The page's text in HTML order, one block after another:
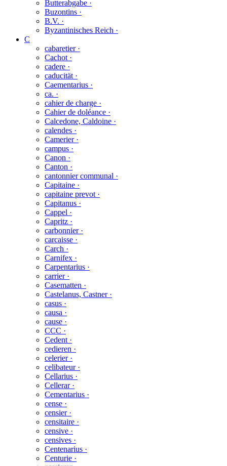
Butterabgabe ·
Buzontins ·
B.V. ·
Byzantinisches Reich ·
C
cabaretier ·
Cachot ·
cadere ·
caducität ·
Caementarius ·
ca. ·
cahier de charge ·
Cahier de doléance ·
Calcedone, Caldoine ·
calendes ·
Camerier ·
campus ·
Canon ·
Canton ·
cantonnier communal ·
Capitaine ·
capitaine prevot ·
Capitanus ·
Cappel ·
Capritz ·
carbonnier ·
carcaisse ·
Carch ·
Carnifex ·
Carpentarius ·
carrier ·
Casematten ·
Castelanus, Castner ·
casus ·
causa ·
cause ·
CCC ·
Cedent ·
cedieren ·
celerier ·
celibateur ·
Cellarius ·
Cellerar ·
Cementarius ·
cense ·
censier ·
censitaire ·
censive ·
censives ·
Centenarius ·
Centurie ·